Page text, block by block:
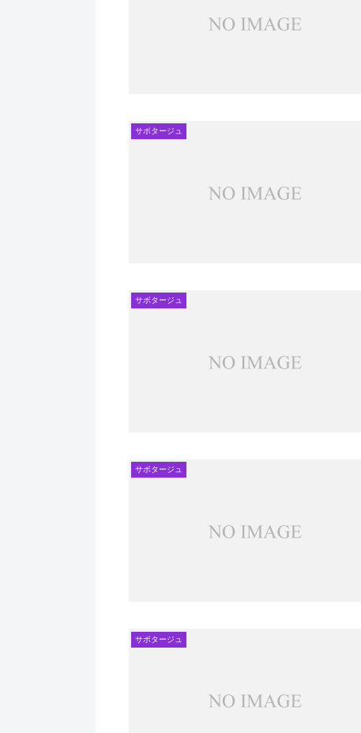
サボタージュ
サボタージュ
サボタージュ
サボタージュ